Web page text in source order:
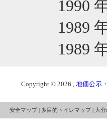
1990
1989
1989
Copyright © 2026 ,地価公示
安全マップ| 多目的トイレマップ| 大分